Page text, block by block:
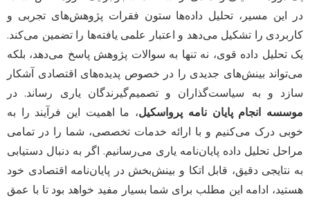
در این مسیر، تحلیل داده‌ها ستون فقرات پژوهش‌های تجربی و
کاربردی را تشکیل می‌دهد و اعتبار علمی یافته‌ها را تضمین می‌کند.
یک تحلیل داده قوی، نه تنها به سوالات پژوهش پاسخ می‌دهد، بلکه
می‌تواند بینش‌های جدیدی را در خصوص پدیده‌های اقتصادی آشکار
سازد و به سیاست‌گذاران و تصمیم‌گیرندگان یاری رساند. در
موسسه انجام پایان نامه پرواسکیل، ما اهمیت این فرآیند را به
خوبی درک می‌کنیم و با ارائه خدمات تخصصی، شما را در تمامی
مراحل تحلیل داده پایان‌نامه یاری می‌رسانیم. اگر به دنبال دستیابی
به نتایجی دقیق، قابل اتکا و بینش‌بخش در پایان‌نامه اقتصادی خود
هستید، ادامه این مطلب برای شما بسیار مفید خواهد بود تا با عمق